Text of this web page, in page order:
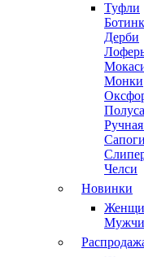
Туфли
Дерби
Монки
Сапоги
Челси
Новинки